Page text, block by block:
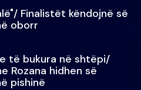
Finalistët këndojnë së
oborr
të bukura në shtëpi/
Rozana hidhen së
pishinë